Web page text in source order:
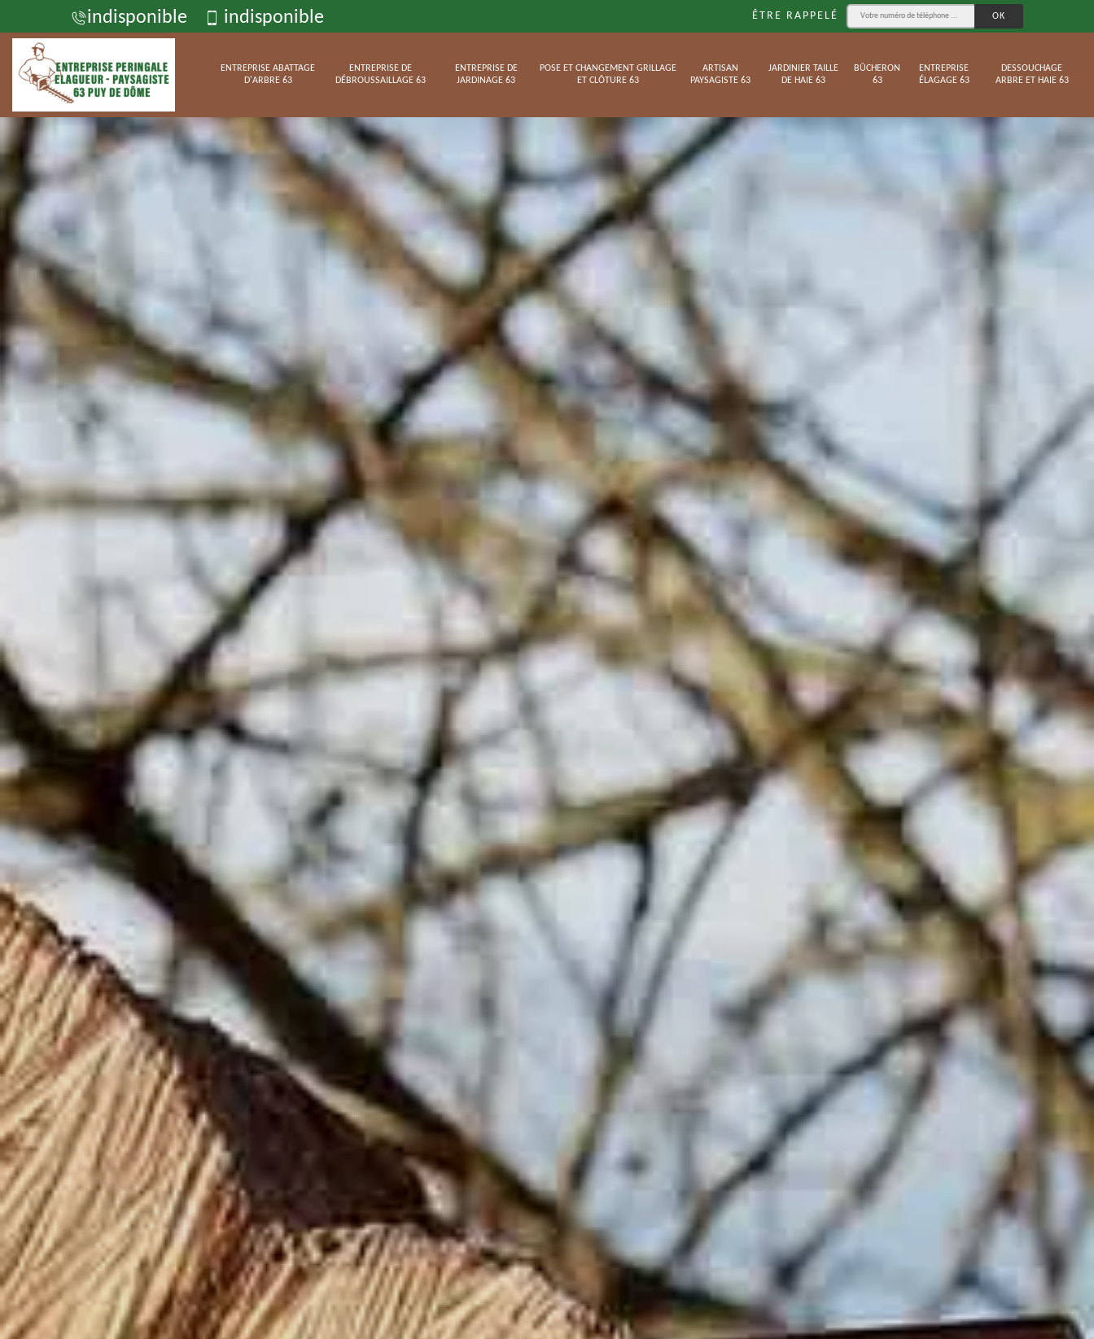
indisponible indisponible ÊTRE RAPPELÉ
ENTREPRISE ABATTAGE
D'ARBRE 63
ENTREPRISE DE
DÉBROUSSAILLAGE 63
ENTREPRISE DE
JARDINAGE 63
POSE ET CHANGEMENT GRILLAGE
ET CLÔTURE 63
ARTISAN
PAYSAGISTE 63
JARDINIER TAILLE
DE HAIE 63
BÛCHERON
63
ENTREPRISE
ÉLAGAGE 63
DESSOUCHAGE
ARBRE ET HAIE 63